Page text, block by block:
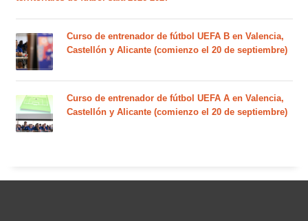
Curso de entrenador de fútbol UEFA B en Valencia,
Castellón y Alicante (comienzo el 20 de septiembre)
Curso de entrenador de fútbol UEFA A en Valencia,
Castellón y Alicante (comienzo el 20 de septiembre)